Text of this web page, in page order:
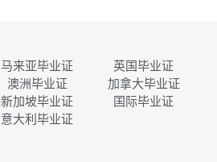
马来亚毕业证
英国毕业证
澳洲毕业证
加拿大毕业证
新加坡毕业证
国际毕业证
意大利毕业证